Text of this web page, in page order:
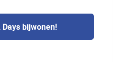
bijwonen!